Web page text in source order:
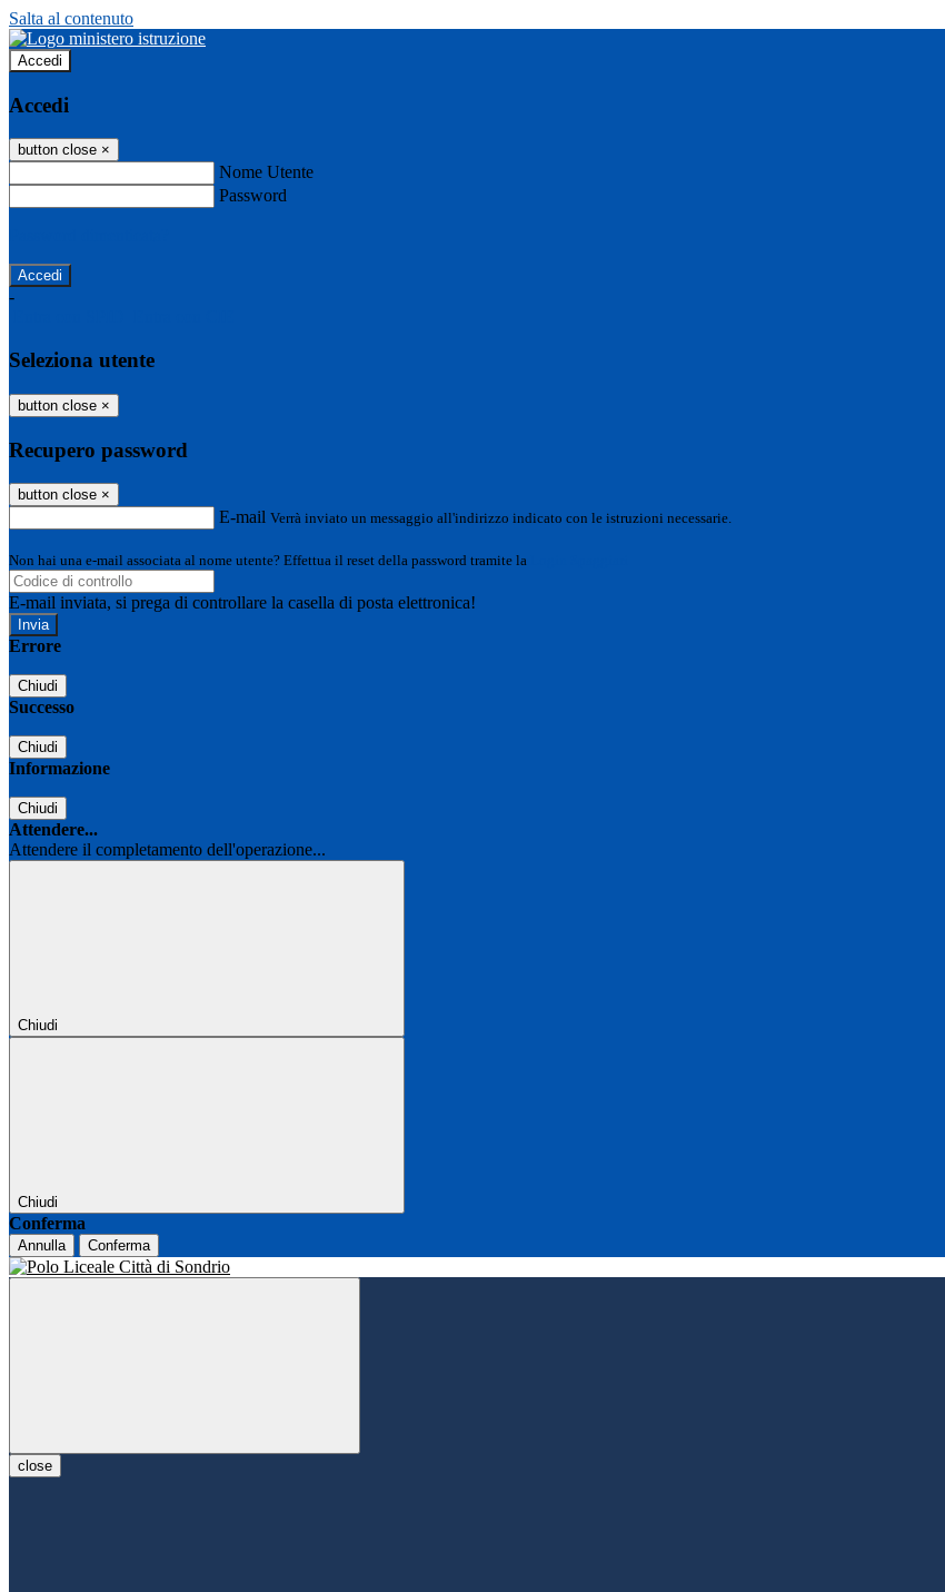
Salta al contenuto
Accedi
Accedi
button close ×
Nome Utente
Password
-
Seleziona utente
button close ×
Recupero password
button close ×
E-mail Verrà inviato un messaggio all'indirizzo indicato con le istruzioni necessarie.
Non hai una e-mail associata al nome utente? Effettua il reset della password tramite la
E-mail inviata, si prega di controllare la casella di posta elettronica!
Errore
Chiudi
Successo
Chiudi
Informazione
Chiudi
Attendere...
Attendere il completamento dell'operazione...
Chiudi
Chiudi
Conferma
Annulla Conferma
close